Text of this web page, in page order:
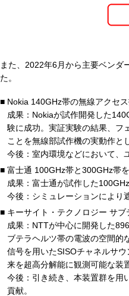
また、2022年6月から主要ベンダ
た。
Nokia 140GHz帯の無線アクセ
成果：Nokiaが試作開発した
験に成功。実証実験の結果、フ
ことを無線部試作機の実動作と
今後：室内環境などにおいて、
富士通 100GHz帯と300GHz帯
成果：富士通が試作した
今後：シミュレーションにより
キーサイト・テクノロジー サ
成果：NTTが中心に開発した
ブテラヘルツ帯の電波の空間的
信号を用いたSISOチャネルサ
来を超高分解能に観測可能な装
今後：引き続き、本装置群を用
貢献。